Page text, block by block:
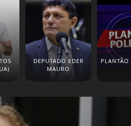
DEPUTADO EDER
MAURO
PLANTÃO